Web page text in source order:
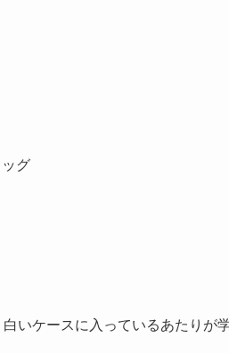
グ
いケースに入っているあたりが